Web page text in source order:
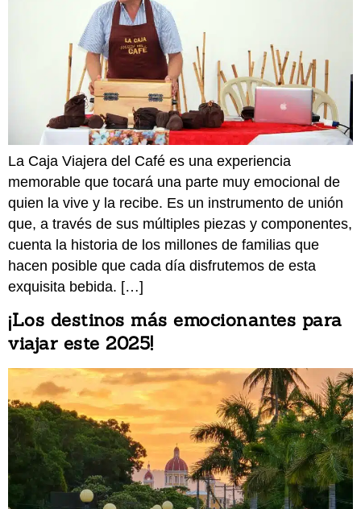
La Caja Viajera del Café es una experiencia
memorable que tocará una parte muy emocional de
quien la vive y la recibe. Es un instrumento de unión
que, a través de sus múltiples piezas y componentes,
cuenta la historia de los millones de familias que
hacen posible que cada día disfrutemos de esta
exquisita bebida. […]
¡Los destinos más emocionantes para
viajar este 2025!